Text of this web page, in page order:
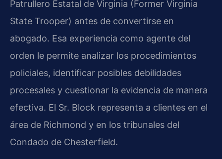
Patrullero Estatal de Virginia (Former Virginia
State Trooper) antes de convertirse en
abogado. Esa experiencia como agente del
orden le permite analizar los procedimientos
policiales, identificar posibles debilidades
procesales y cuestionar la evidencia de manera
efectiva. El Sr. Block representa a clientes en el
área de Richmond y en los tribunales del
Condado de Chesterfield.